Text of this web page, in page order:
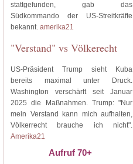
stattgefunden, gab das
Südkommando der US-Streitkräfte
bekannt. amerika21
"Verstand" vs Völkerecht
US-Präsident Trump sieht Kuba
bereits maximal unter Druck.
Washington verschärft seit Januar
2025 die Maßnahmen. Trump: "Nur
mein Verstand kann mich aufhalten,
Völkerrecht brauche ich nicht".
Amerika21
Aufruf 70+